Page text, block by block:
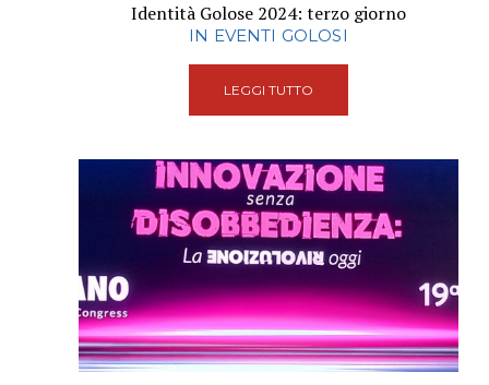
Identità Golose 2024: terzo giorno
IN EVENTI GOLOSI
LEGGI TUTTO